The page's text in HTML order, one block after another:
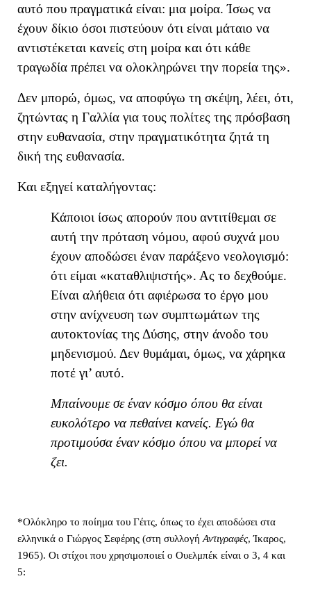
αυτό που πραγματικά είναι: μια μοίρα. Ίσως να
έχουν δίκιο όσοι πιστεύουν ότι είναι μάταιο να
αντιστέκεται κανείς στη μοίρα και ότι κάθε
τραγωδία πρέπει να ολοκληρώνει την πορεία της».
Δεν μπορώ, όμως, να αποφύγω τη σκέψη, λέει, ότι,
ζητώντας η Γαλλία για τους πολίτες της πρόσβαση
στην ευθανασία, στην πραγματικότητα ζητά τη
δική της ευθανασία.
Και εξηγεί καταλήγοντας:
Κάποιοι ίσως απορούν που αντιτίθεμαι σε
αυτή την πρόταση νόμου, αφού συχνά μου
έχουν αποδώσει έναν παράξενο νεολογισμό:
ότι είμαι «καταθλιψιστής». Ας το δεχθούμε.
Είναι αλήθεια ότι αφιέρωσα το έργο μου
στην ανίχνευση των συμπτωμάτων της
αυτοκτονίας της Δύσης, στην άνοδο του
μηδενισμού. Δεν θυμάμαι, όμως, να χάρηκα
ποτέ γι’ αυτό.
Μπαίνουμε σε έναν κόσμο όπου θα είναι
ευκολότερο να πεθαίνει κανείς. Εγώ θα
προτιμούσα έναν κόσμο όπου να μπορεί να
ζει.
*Ολόκληρο το ποίημα του Γέιτς, όπως το έχει αποδώσει στα
ελληνικά ο Γιώργος Σεφέρης (στη συλλογή Αντιγραφές, Ίκαρος,
1965). Οι στίχοι που χρησιμοποιεί ο Ουελμπέκ είναι ο 3, 4 και
5: